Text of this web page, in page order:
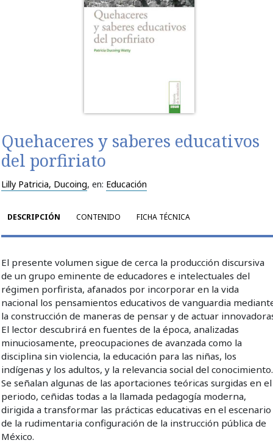
Quehaceres y saberes educativos
del porfiriato
Lilly Patricia, Ducoing, en: Educación
DESCRIPCIÓN CONTENIDO FICHA TÉCNICA
El presente volumen sigue de cerca la producción discursiva
de un grupo eminente de educadores e intelectuales del
régimen porfirista, afanados por incorporar en la vida
nacional los pensamientos educativos de vanguardia
la construcción de maneras de pensar y de actuar
El lector descubrirá en fuentes de la época, analizadas
minuciosamente, preocupaciones de avanzada como la
disciplina sin violencia, la educación para las niñas, los
indígenas y los adultos, y la relevancia social del conocimiento.
Se señalan algunas de las aportaciones teóricas surgidas en el
periodo, ceñidas todas a la llamada pedagogía moderna,
dirigida a transformar las prácticas educativas en el escenario
de la rudimentaria configuración de la instrucción pública de
México.